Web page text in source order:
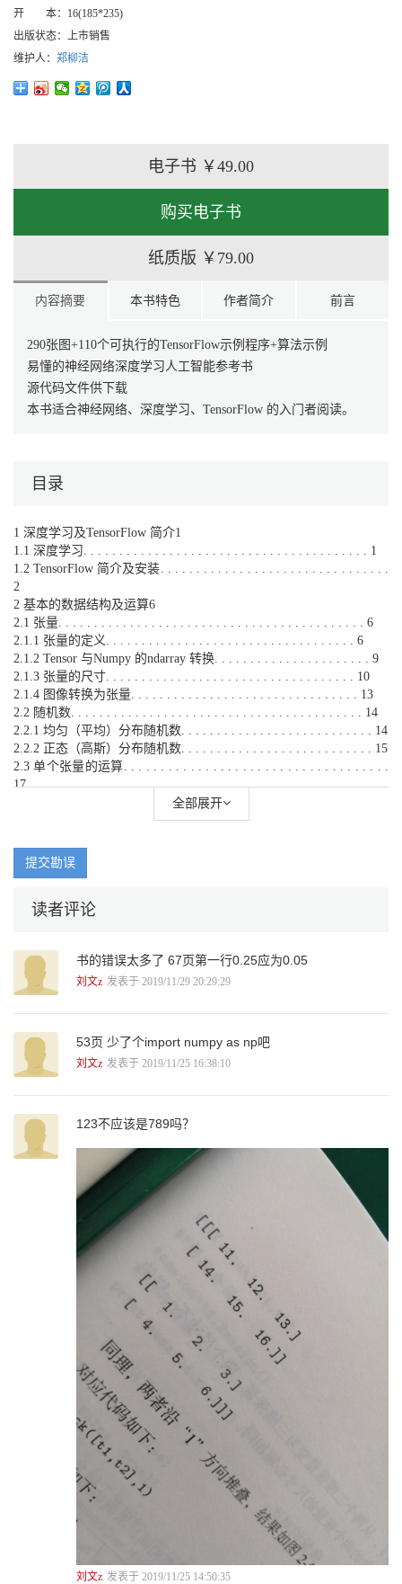
开 本： 16(185*235)
出版状态： 上市销售
维护人： 郑柳洁
电子书 ￥49.00
购买电子书
纸质版 ￥79.00
内容摘要 本书特色 作者简介 前言
290张图+110个可执行的TensorFlow示例程序+算法示例
易懂的神经网络深度学习人工智能参考书
源代码文件供下载
本书适合神经网络、深度学习、TensorFlow 的入门者阅读。
目录
1 深度学习及TensorFlow 简介1
1.1 深度学习. . . . . . . . . . . . . . . . . . . . . . . . . . . . . . . . . . . . . . . . 1
1.2 TensorFlow 简介及安装. . . . . . . . . . . . . . . . . . . . . . . . . . . . . . . .
2
2 基本的数据结构及运算6
2.1 张量. . . . . . . . . . . . . . . . . . . . . . . . . . . . . . . . . . . . . . . . . . . 6
2.1.1 张量的定义. . . . . . . . . . . . . . . . . . . . . . . . . . . . . . . . . . . 6
2.1.2 Tensor 与Numpy 的ndarray 转换. . . . . . . . . . . . . . . . . . . . . . 9
2.1.3 张量的尺寸. . . . . . . . . . . . . . . . . . . . . . . . . . . . . . . . . . . 10
2.1.4 图像转换为张量. . . . . . . . . . . . . . . . . . . . . . . . . . . . . . . . 13
2.2 随机数. . . . . . . . . . . . . . . . . . . . . . . . . . . . . . . . . . . . . . . . . 14
2.2.1 均匀（平均）分布随机数. . . . . . . . . . . . . . . . . . . . . . . . . . . 14
2.2.2 正态（高斯）分布随机数. . . . . . . . . . . . . . . . . . . . . . . . . . . 15
2.3 单个张量的运算. . . . . . . . . . . . . . . . . . . . . . . . . . . . . . . . . . . .
17
2.3.1 改变张量的数据类型. . . . . . . . . . . . . . . . . . . . . . . . . . . . . 17
2.3.2 访问张量中某一个区域的值. . . . . . . . . . . . . . . . . . . . . . . . . 19
2.3.4 改变形状. . . . . . . . . . . . . . . . . . . . . . . . . . . . . . . . . . . . 26
2.3.6 最大（小）值的位置索引. . . . . . . . . . . . . . . . . . . . . . . . . . . 34
2.4.1 基本运算：加、减、乘、除. . . . . . . . . . . . . . . . . . . . . . . . . 35
2.4.2 乘法. . . . . . . . . . . . . . . . . . . . . . . . . . . . . . . . . . . . . . . 41
2.4.5 张量的对比. . . . . . . . . . . . . . . . . . . . . . . . . . . . . . . . . . . 48
2.5 占位符. . . . . . . . . . . . . . . . . . . . . . . . . . . . . . . . . . . . . . . . . 49
2.6 Variable 对象. . . . . . . . . . . . . . . . . . . . . . . . . . . . . . . . . . . . . . 50
3.2 导数计算的链式法则. . . . . . . . . . . . . . . . . . . . . . . . . . . . . . . . .
53
3.2.1 多个函数和的导数. . . . . . . . . . . . . . . . . . . . . . . . . . . . . . . 54
3.2.2 复合函数的导数. . . . . . . . . . . . . . . . . . . . . . . . . . . . . . . . 54
3.2.3 单变量函数的驻点、极值点、鞍点. . . . . . . . . . . . . . . . . . . . .
3.2.4 多变量函数的驻点、极值点、鞍点. . . . . . . . . . . . . . . . . . . . .
3.2.5 函数的泰勒级数展开. . . . . . . . . . . . . . . . . . . . . . . . . . . . . 60
3.2.6 梯度下降法. . . . . . . . . . . . . . . . . . . . . . . . . . . . . . . . . . . 63
3.3 梯度下降法. . . . . . . . . . . . . . . . . . . . . . . . . . . . . . . . . . . . . . . 73
3.3.1 Adagrad 法. . . . . . . . . . . . . . . . . . . . . . . . . . . . . . . . . . . 73
3.3.2 Momentum 法. . . . . . . . . . . . . . . . . . . . . . . . . . . . . . . . . 75
3.3.3 NAG 法. . . . . . . . . . . . . . . . . . . . . . . . . . . . . . . . . . . . . 77
3.3.4 RMSprop 法. . . . . . . . . . . . . . . . . . . . . . . . . . . . . . . . . . 78
3.3.5 具备动量的RMSprop 法. . . . . . . . . . . . . . . . . . . . . . . . . . . 80
3.3.6 Adadelta 法. . . . . . . . . . . . . . . . . . . . . . . . . . . . . . . . . . . 81
3.3.7 Adam 法. . . . . . . . . . . . . . . . . . . . . . . . . . . . . . . . . . . . 82
3.3.8 Batch 梯度下降. . . . . . . . . . . . . . . . . . . . . . . . . . . . . . . . 84
3.3.9 随机梯度下降. . . . . . . . . . . . . . . . . . . . . . . . . . . . . . . . . 85
3.3.10 mini-Batch 梯度下降. . . . . . . . . . . . . . . . . . . . . . . . . . . . . . 86
3.4 参考文献. . . . . . . . . . . . . . . . . . . . . . . . . . . . . . . . . . . . . . . . 86
4 回归分析88
4.1 线性回归分析. . . . . . . . . . . . . . . . . . . . . . . . . . . . . . . . . . . . . 88
4.1.1 一元线性回归. . . . . . . . . . . . . . . . . . . . . . . . . . . . . . . . . 88
4.1.2 保存和加载回归模型. . . . . . . . . . . . . . . . . . . . . . . . . . . . . 91
全部展开
提交勘误
读者评论
书的错误太多了 67页第一行0.25应为0.05
刘文z 发表于 2019/11/29 20:29:29
53页 少了个import numpy as np吧
刘文z 发表于 2019/11/25 16:38:10
123不应该是789吗？
刘文z 发表于 2019/11/25 14:50:35